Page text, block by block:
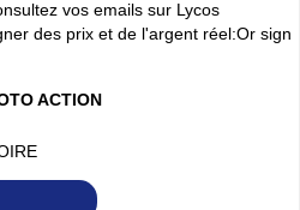
vos emails sur Lycos
des prix et de l'argent réel:Or sign
ACTION